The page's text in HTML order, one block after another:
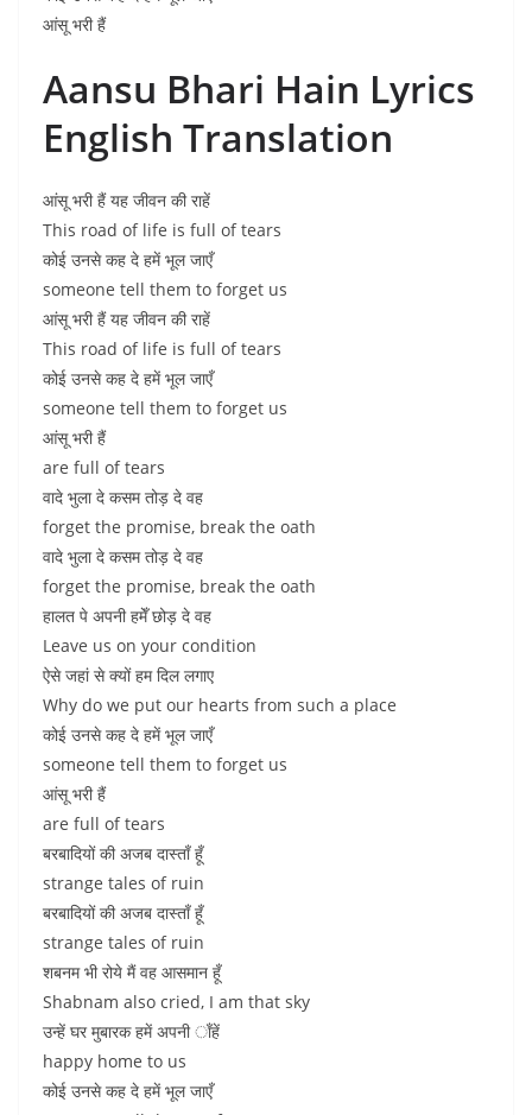
आंसू भरी हैं
Aansu Bhari Hain Lyrics
English Translation
आंसू भरी हैं यह जीवन की राहें
This road of life is full of tears
कोई उनसे कह दे हमें भूल जाएँ
someone tell them to forget us
आंसू भरी हैं यह जीवन की राहें
This road of life is full of tears
कोई उनसे कह दे हमें भूल जाएँ
someone tell them to forget us
आंसू भरी हैं
are full of tears
वादे भुला दे कसम तोड़ दे वह
forget the promise, break the oath
वादे भुला दे कसम तोड़ दे वह
forget the promise, break the oath
हालत पे अपनी हमेँ छोड़ दे वह
Leave us on your condition
ऐसे जहां से क्यों हम दिल लगाए
Why do we put our hearts from such a place
कोई उनसे कह दे हमें भूल जाएँ
someone tell them to forget us
आंसू भरी हैं
are full of tears
बरबादियों की अजब दास्ताँ हूँ
strange tales of ruin
बरबादियों की अजब दास्ताँ हूँ
strange tales of ruin
शबनम भी रोये मैं वह आसमान हूँ
Shabnam also cried, I am that sky
उन्हें घर मुबारक हमें अपनी ाँहें
happy home to us
कोई उनसे कह दे हमें भूल जाएँ